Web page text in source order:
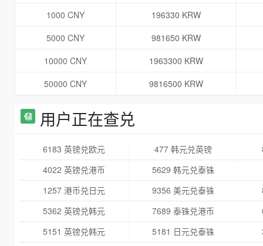
1000 CNY
196330 KRW
5000 CNY
981650 KRW
10000 CNY
1963300 KRW
50000 CNY
9816500 KRW
用户正在查兑
6183 英镑兑欧元 477 韩元兑英镑
4022 英镑兑港币
5629 韩元兑泰铢
1257 港币兑日元
9356 美元兑泰铢
5362 英镑兑韩元
7689 泰铢兑港币
5151 英镑兑韩元
5181 日元兑泰铢